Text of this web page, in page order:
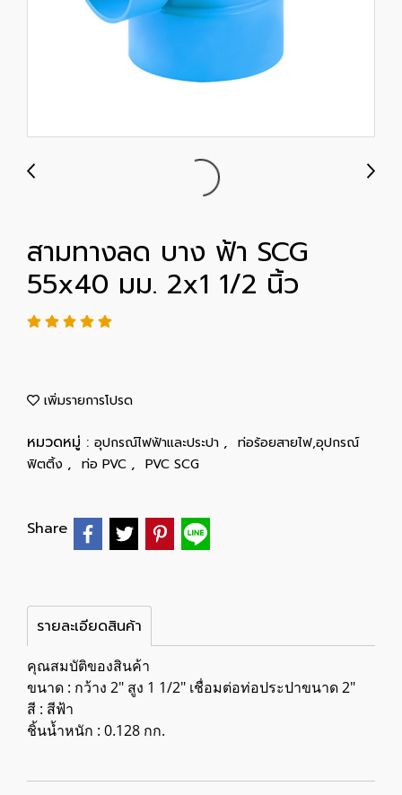
สามทางลด บาง ฟ้า SCG
55x40 มม. 2x1 1/2 นิ้ว
เพิ่มรายการโปรด
หมวดหมู่ : อุปกรณ์ไฟฟ้าและประปา , ท่อร้อยสายไฟ,อุปกรณ์
ฟิตติ้ง , ท่อ PVC , PVC SCG
Share
รายละเอียดสินค้า
คุณสมบัติของสินค้า
ขนาด : กว้าง 2" สูง 1 1/2" เชื่อมต่อท่อประปาขนาด 2"
สี : สีฟ้า
ชิ้นน้ำหนัก : 0.128 กก.